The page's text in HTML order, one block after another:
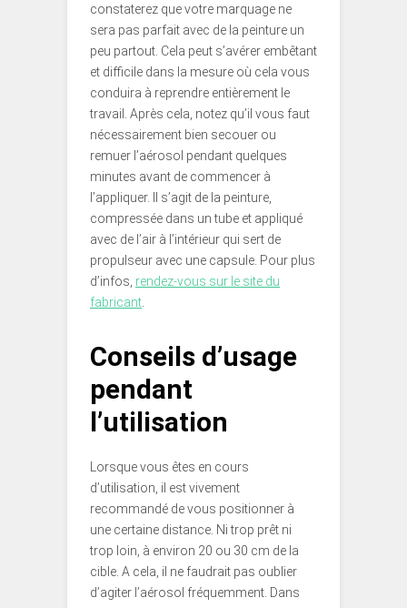
constaterez que votre marquage ne
sera pas parfait avec de la peinture un
peu partout. Cela peut s’avérer embêtant
et difficile dans la mesure où cela vous
conduira à reprendre entièrement le
travail. Après cela, notez qu’il vous faut
nécessairement bien secouer ou
remuer l’aérosol pendant quelques
minutes avant de commencer à
l’appliquer. Il s’agit de la peinture,
compressée dans un tube et appliqué
avec de l’air à l’intérieur qui sert de
propulseur avec une capsule. Pour plus
d’infos, rendez-vous sur le site du
fabricant
Conseils d’usage
pendant
l’utilisation
Lorsque vous êtes en cours
d’utilisation, il est vivement
recommandé de vous positionner à
une certaine distance. Ni trop prêt ni
trop loin, à environ 20 ou 30 cm de la
cible. A cela, il ne faudrait pas oublier
d’agiter l’aérosol fréquemment. Dans